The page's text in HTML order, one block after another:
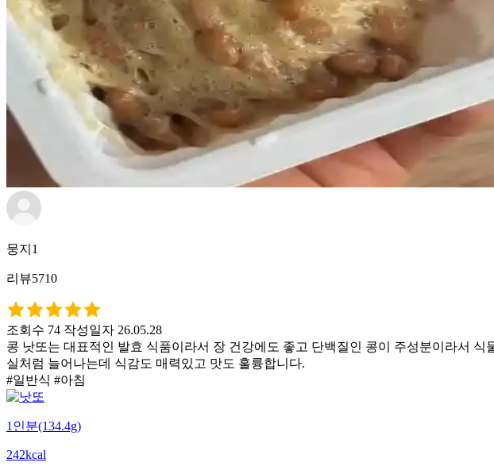
뭉지1
리뷰5710
조회수 74 작성일자 26.05.28
콩 낫또는 대표적인 발효 식품이라서 장 건강에도 좋고 단백질인 콩이 주성분이라서
실처럼 늘어나는데 식감도 매력있고 맛도 훌륭합니다.
#일반식 #아침
1인분(134.4g)
242kcal